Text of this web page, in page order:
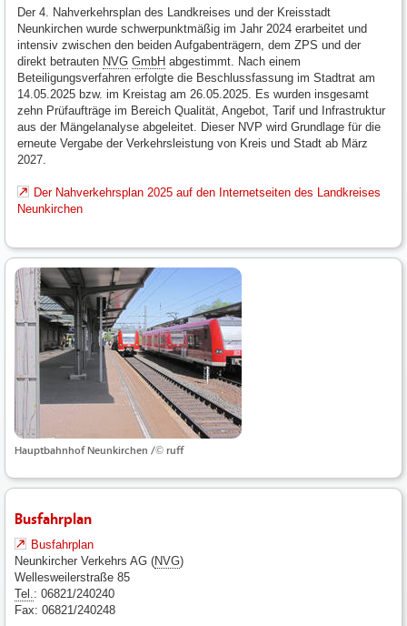
Der 4. Nahverkehrsplan des Landkreises und der Kreisstadt
Neunkirchen wurde schwerpunktmäßig im Jahr 2024 erarbeitet und
intensiv zwischen den beiden Aufgabenträgern, dem ZPS und der
direkt betrauten NVG GmbH abgestimmt. Nach einem
Beteiligungsverfahren erfolgte die Beschlussfassung im Stadtrat am
14.05.2025 bzw. im Kreistag am 26.05.2025. Es wurden insgesamt
zehn Prüfaufträge im Bereich Qualität, Angebot, Tarif und Infrastruktur
aus der Mängelanalyse abgeleitet. Dieser NVP wird Grundlage für die
erneute Vergabe der Verkehrsleistung von Kreis und Stadt ab März
2027.
Der Nahverkehrsplan 2025 auf den Internetseiten des Landkreises
Neunkirchen
Hauptbahnhof Neunkirchen /© ruff
Busfahrplan
Busfahrplan
Neunkircher Verkehrs AG (NVG)
Wellesweilerstraße 85
Tel. : 06821/240240
Fax: 06821/240248